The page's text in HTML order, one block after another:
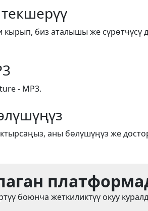
кырып, биз аталышы же сүрөтчүсү
- MP3.
аны бөлүшүңүз же
боюнча жеткиликтүү окуу